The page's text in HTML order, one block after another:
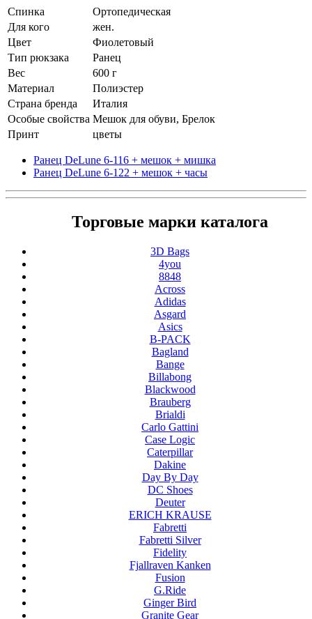
Спинка
Ортопедическая
Для кого
жен.
Цвет
Фиолетовый
Тип рюкзака
Ранец
Вес
600 г
Материал
Полиэстер
Страна бренда
Италия
Особые свойства Мешок для обуви, Брелок
Принт
цветы
Ранец DeLune 6-116 + мешок + мишка
Ранец DeLune 6-122 + мешок + часы
Торговые марки каталога
3D Bags
4you
8848
Across
Adidas
Asgard
Asics
B-PACK
Bagland
Bange
Billabong
Blackwood
Brauberg
Brialdi
Carlo Gattini
Case Logic
Caterpillar
Dakine
Day By Day
DC Shoes
Deuter
ERICH KRAUSE
Fabretti
Fabretti Silver
Fidelity
Fjallraven Kanken
Fusion
G.Ride
Ginger Bird
Granite Gear